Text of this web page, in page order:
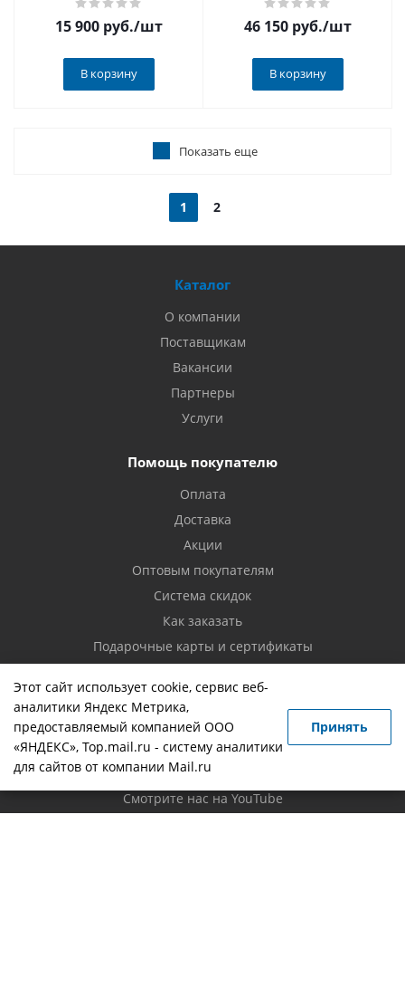
15 900 руб./шт
В корзину
46 150 руб./шт
В корзину
Показать еще
1 2
Каталог
О компании
Поставщикам
Вакансии
Партнеры
Услуги
Помощь покупателю
Оплата
Доставка
Акции
Оптовым покупателям
Система скидок
Как заказать
Подарочные карты и сертификаты
Контакты
Вопрос-ответ
Новости
Смотрите нас на YouTube
Этот сайт использует cookie, сервис веб-
аналитики Яндекс Метрика,
предоставляемый компанией ООО
«ЯНДЕКС», Top.mail.ru - систему аналитики
для сайтов от компании Mail.ru
Принять